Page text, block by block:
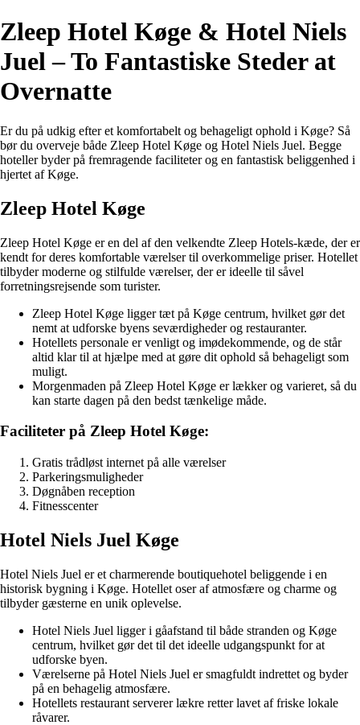
Zleep Hotel Køge & Hotel Niels
Juel – To Fantastiske Steder at
Overnatte
Er du på udkig efter et komfortabelt og behageligt ophold i Køge? Så
bør du overveje både Zleep Hotel Køge og Hotel Niels Juel. Begge
hoteller byder på fremragende faciliteter og en fantastisk beliggenhed i
hjertet af Køge.
Zleep Hotel Køge
Zleep Hotel Køge er en del af den velkendte Zleep Hotels-kæde, der er
kendt for deres komfortable værelser til overkommelige priser. Hotellet
tilbyder moderne og stilfulde værelser, der er ideelle til såvel
forretningsrejsende som turister.
Zleep Hotel Køge ligger tæt på Køge centrum, hvilket gør det
nemt at udforske byens seværdigheder og restauranter.
Hotellets personale er venligt og imødekommende, og de står
altid klar til at hjælpe med at gøre dit ophold så behageligt som
muligt.
Morgenmaden på Zleep Hotel Køge er lækker og varieret, så du
kan starte dagen på den bedst tænkelige måde.
Faciliteter på Zleep Hotel Køge:
Gratis trådløst internet på alle værelser
Parkeringsmuligheder
Døgnåben reception
Fitnesscenter
Hotel Niels Juel Køge
Hotel Niels Juel er et charmerende boutiquehotel beliggende i en
historisk bygning i Køge. Hotellet oser af atmosfære og charme og
tilbyder gæsterne en unik oplevelse.
Hotel Niels Juel ligger i gåafstand til både stranden og Køge
centrum, hvilket gør det til det ideelle udgangspunkt for at
udforske byen.
Værelserne på Hotel Niels Juel er smagfuldt indrettet og byder
på en behagelig atmosfære.
Hotellets restaurant serverer lækre retter lavet af friske lokale
råvarer.